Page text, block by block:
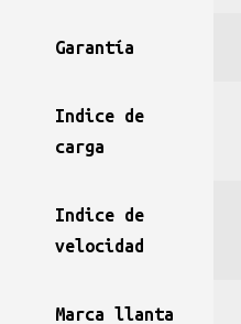
Garantía
Indice de
carga
Indice de
velocidad
Marca llanta